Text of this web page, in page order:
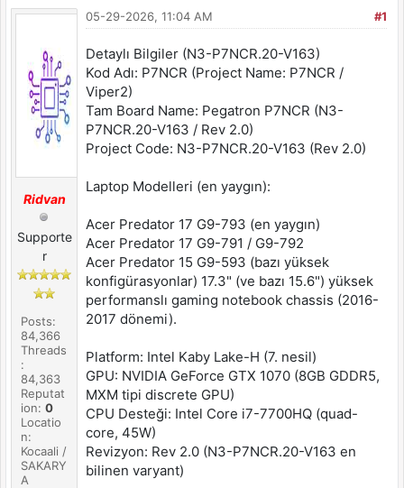
Ridvan
Supporte
r
Posts:
84,366
Threads
:
84,363
Reputat
ion:0
Locatio
n:
Kocaali /
SAKARY
A
#1
05-29-2026, 11:04 AM
Detaylı Bilgiler (N3-P7NCR.20-V163)
Kod Adı: P7NCR (Project Name: P7NCR /
Viper2)
Tam Board Name: Pegatron P7NCR (N3-
P7NCR.20-V163 / Rev 2.0)
Project Code: N3-P7NCR.20-V163 (Rev 2.0)
Laptop Modelleri (en yaygın):
Acer Predator 17 G9-793 (en yaygın)
Acer Predator 17 G9-791 / G9-792
Acer Predator 15 G9-593 (bazı yüksek
konfigürasyonlar) 17.3" (ve bazı 15.6") yüksek
performanslı gaming notebook chassis (2016-
2017 dönemi).
Platform: Intel Kaby Lake-H (7. nesil)
GPU: NVIDIA GeForce GTX 1070 (8GB GDDR5,
MXM tipi discrete GPU)
CPU Desteği: Intel Core i7-7700HQ (quad-
core, 45W)
Revizyon: Rev 2.0 (N3-P7NCR.20-V163 en
bilinen varyant)